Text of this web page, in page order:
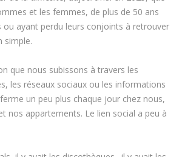
et les femmes, de plus de 50 ans
ou ayant perdu leurs conjoints à retrouver
simple.
que nous subissons à travers les
les réseaux sociaux ou les informations
un peu plus chaque jour chez nous,
nos appartements. Le lien social a peu à